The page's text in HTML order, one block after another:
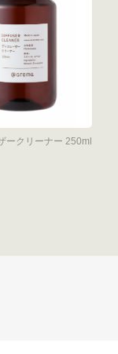
ークリーナー 250ml